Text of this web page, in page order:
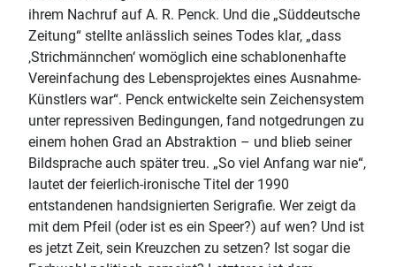
ihrem Nachruf auf A. R. Penck. Und die „Süddeutsche
Zeitung“ stellte anlässlich seines Todes klar, „dass
‚Strichmännchen‘ womöglich eine schablonenhafte
Vereinfachung des Lebensprojektes eines Ausnahme-
Künstlers war“. Penck entwickelte sein Zeichensystem
unter repressiven Bedingungen, fand notgedrungen zu
einem hohen Grad an Abstraktion – und blieb seiner
Bildsprache auch später treu. „So viel Anfang war nie“,
lautet der feierlich-ironische Titel der 1990
entstandenen handsignierten Serigrafie. Wer zeigt da
mit dem Pfeil (oder ist es ein Speer?) auf wen? Und ist
es jetzt Zeit, sein Kreuzchen zu setzen? Ist sogar die